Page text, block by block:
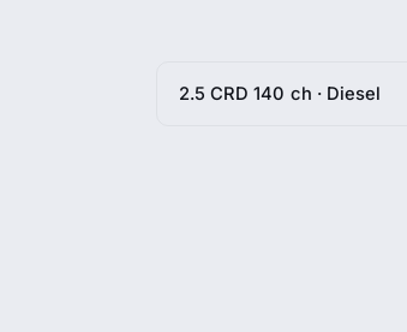
2.5 CRD 140 ch · Diesel